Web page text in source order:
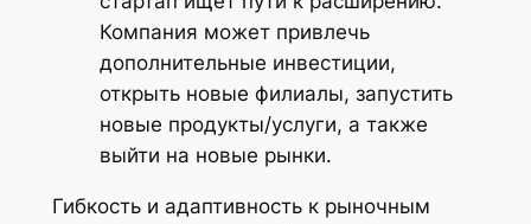
Компания может привлечь
дополнительные инвестиции,
открыть новые филиалы, запустить
новые продукты/услуги, а также
выйти на новые рынки.
Гибкость и адаптивность к рыночным